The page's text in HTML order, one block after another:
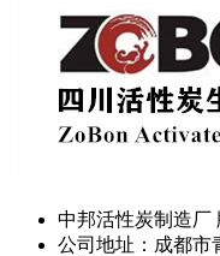
中邦活性炭制造厂
公司地址：成都市